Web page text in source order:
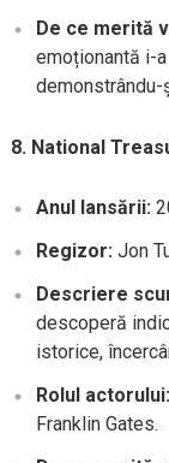
De ce merită
emoționantă i-
demonstrându-
8. National
Anul lansării:
Regizor: Jon
Descriere
descoperă
istorice,
Rolul actorului:
Franklin Gates.